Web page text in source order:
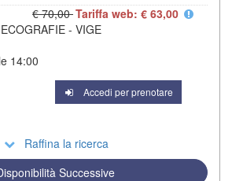
€ 70,00Tariffa web: € 63,00
- VIGE
14:00
Accedi per prenotare
Raffina la ricerca
Successive